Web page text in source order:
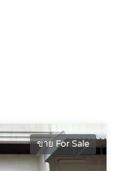
ขาย For Sale